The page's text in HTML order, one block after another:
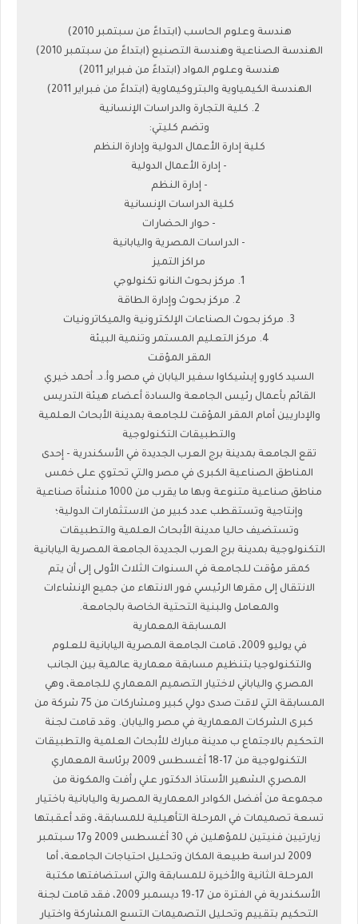
هندسة وعلوم الحاسب (ابتداءً من سبتمبر 2010)
الهندسة الصناعية وهندسة التصنيع (ابتداءً من سبتمبر 2010)
هندسة وعلوم المواد (ابتداءً من فبراير 2011)
الهندسة الكيمياوية والبتروكيماوية (ابتداءً من فبراير 2011)
2. كلية التجارة والدراسات الإنسانية
وتضم كليتي:
كلية إدارة الأعمال الدولية وإدارة النظم
- إدارة الأعمال الدولية
- إدارة النظم
كلية الدراسات الإنسانية
- حوار الحضارات
- الدراسات المصرية واليابانية
مراكز التميز
1. مركز بحوث النانو تكنولوجي
2. مركز بحوث وإدارة الطاقة
3. مركز بحوث الصناعات الإلكترونية والميكاترونيات
4. مركز التعليم المستمر وتنمية البيئة
المقر المؤقت
السيد كاورو إيشيكاوا سفير اليابان في مصر وأ.د. أحمد خيري
القائم بأعمال رئيس الجامعة والسادة أعضاء هيئة التدريس
والإداريين أمام المقر المؤقت للجامعة بمدينة الأبحاث العلمية
والتطبيقات التكنولوجية
تقع الجامعة بمدينة برج العرب الجديدة في الأسكندرية - إحدى
المناطق الصناعية الكبرى في مصر والتي تحتوي على خمس
مناطق صناعية متنوعة وبها ما يقرب من 1000 منشأة صناعية
وإنتاجية وتستقطب عدد كبير من الاستثمارات الدولية؛
وتستضيف حاليا مدينة الأبحاث العلمية والتطبيقات
التكنولوجية بمدينة برج العرب الجديدة الجامعة المصرية اليابانية
كمقر مؤقت للجامعة في السنوات الثلاث الأولى إلى أن يتم
الانتقال إلى مقرها الرئيسي فور الانتهاء من جميع الإنشاءات
والمعامل والبنية التحتية الخاصة بالجامعة.
المسابقة المعمارية
في يوليو 2009، قامت الجامعة المصرية اليابانية للعلوم
والتكنولوجيا بتنظيم مسابقة معمارية عالمية بين الجانب
المصري والياباني لاختيار التصميم المعماري للجامعة، وهي
المسابقة التي لاقت صدى دولي كبير ومشاركات من 75 شركة من
كبرى الشركات المعمارية في مصر واليابان. وقد قامت لجنة
التحكيم بالاجتماع ب مدينة مبارك للأبحاث العلمية والتطبيقات
التكنولوجية من 17-18 أغسطس 2009 برئاسة المعماري
المصري الشهير الأستاذ الدكتور علي رأفت والمكونة من
مجموعة من أفضل الكوادر المعمارية المصرية واليابانية باختيار
تسعة تصميمات في المرحلة التأهيلية للمسابقة، وقد أعقبتها
زيارتيين فنيتين للمؤهلين في 30 أغسطس 2009 و17 سبتمبر
2009 لدراسة طبيعة المكان وتحليل احتياجات الجامعة، أما
المرحلة الثانية والأخيرة للمسابقة والتي استضافتها مكتبة
الأسكندرية في الفترة من 17-19 ديسمبر 2009، فقد قامت لجنة
التحكيم بتقييم وتحليل التصميمات التسع المشاركة واختيار